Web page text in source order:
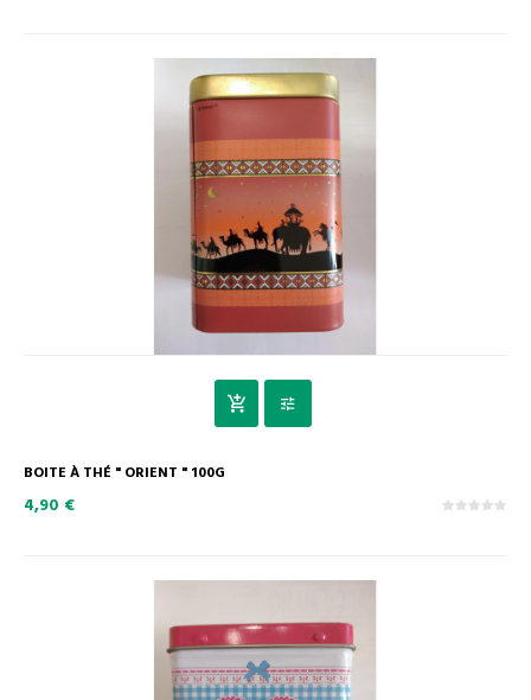
BOITE À THÉ " ORIENT " 100G
4,90 €